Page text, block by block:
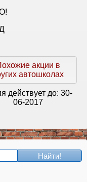
акции в
автошколах
действует до: 30-
06-2017
Найти!